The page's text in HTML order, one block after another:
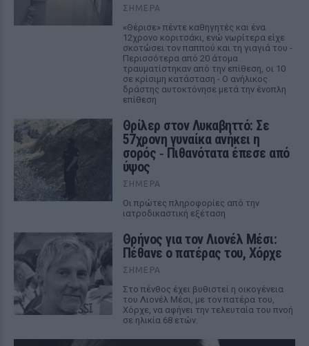
ΣΉΜΕΡΑ
«Θέρισε» πέντε καθηγητές και ένα
12χρονο κοριτσάκι, ενώ νωρίτερα είχε
σκοτώσει τον παππού και τη γιαγιά του -
Περισσότερα από 20 άτομα
τραυματίστηκαν από την επίθεση, οι 10
σε κρίσιμη κατάσταση - Ο ανήλικος
δράστης αυτοκτόνησε μετά την ένοπλη
επίθεση
Θρίλερ στον Λυκαβηττό: Σε
57χρονη γυναίκα ανήκει η
σορός ‑ Πιθανότατα έπεσε από
ύψος
ΣΉΜΕΡΑ
Οι πρώτες πληροφορίες από την
ιατροδικαστική εξέταση
Θρήνος για τον Λιονέλ Μέσι:
Πέθανε ο πατέρας του, Χόρχε
ΣΉΜΕΡΑ
Στο πένθος έχει βυθιστεί η οικογένεια
του Λιονέλ Μέσι, με τον πατέρα του,
Χόρχε, να αφήνει την τελευταία του πνοή
σε ηλικία 68 ετών.